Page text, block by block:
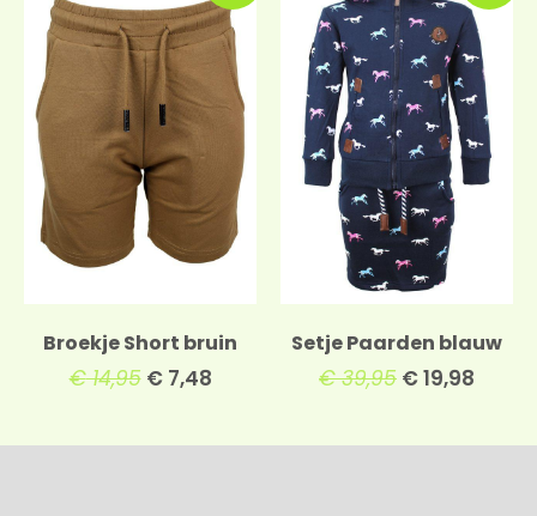
Broekje Short bruin
€14,95 €7,48
Setje Paarden blauw
€39,95 €19,98